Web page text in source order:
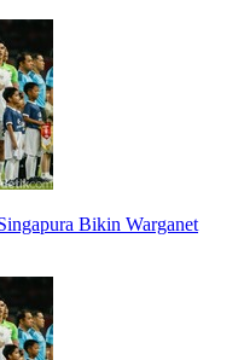
Bikin Warganet